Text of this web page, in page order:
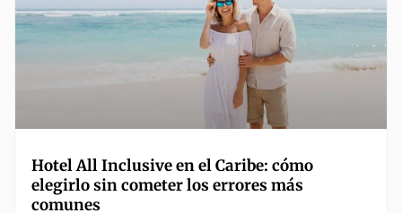
Hotel All Inclusive en el Caribe: cómo
elegirlo sin cometer los errores más
comunes